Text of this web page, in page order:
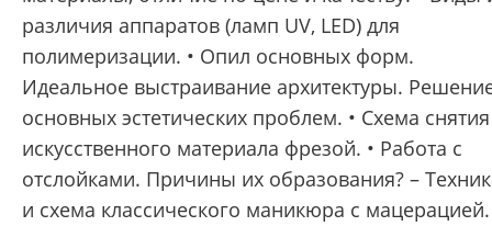
различия аппаратов (ламп UV, LED) для
полимеризации. • Опил основных форм.
Идеальное выстраивание архитектуры.
основных эстетических проблем. • Схема снятия
искусственного материала фрезой. • Работа с
отслойками. Причины их образования? –
и схема классического маникюра с мацерацией.